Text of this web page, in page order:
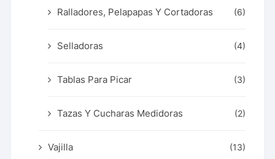
Ralladores, Pelapapas Y Cortadoras (6)
Selladoras (4)
Tablas Para Picar (3)
Tazas Y Cucharas Medidoras (2)
Vajilla (13)